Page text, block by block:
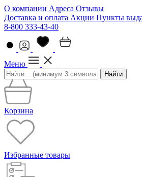
О компании Адреса Отзывы
Доставка и оплата Акции Пункты
8-800 333-43-40
Меню
Найти
Корзина
Избранные товары